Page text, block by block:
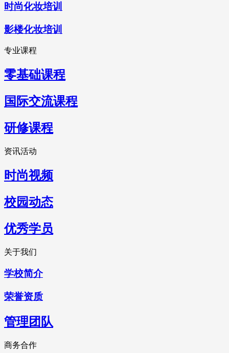
时尚化妆培训
影楼化妆培训
专业课程
零基础课程
国际交流课程
研修课程
资讯活动
时尚视频
校园动态
优秀学员
关于我们
学校简介
荣誉资质
管理团队
商务合作